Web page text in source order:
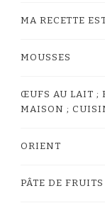
MA RECETTE
MOUSSES
ŒUFS AU LAIT ;
MAISON ;
ORIENT
PÂTE DE FRUITS